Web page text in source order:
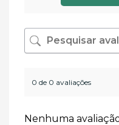
0 de 0 avaliações
Nenhuma